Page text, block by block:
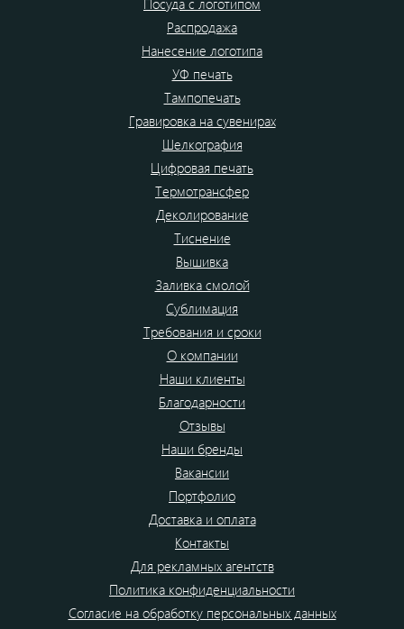
Посуда с логотипом
Распродажа
Нанесение логотипа
УФ печать
Тампопечать
Гравировка на сувенирах
Шелкография
Цифровая печать
Термотрансфер
Деколирование
Тиснение
Вышивка
Заливка смолой
Сублимация
Требования и сроки
О компании
Наши клиенты
Благодарности
Отзывы
Наши бренды
Вакансии
Портфолио
Доставка и оплата
Контакты
Для рекламных агентств
Политика конфиденциальности
Согласие на обработку персональных данных